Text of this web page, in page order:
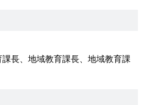
長、地域教育課長、地域教育課